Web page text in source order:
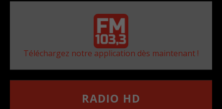
Téléchargez notre application dès maintenant !
RADIO HD